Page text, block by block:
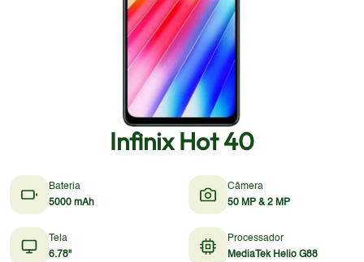
Infinix Hot 40
Bateria
5000 mAh
Câmera
50 MP & 2 MP
Tela
6.78"
Processador
MediaTek Helio G88